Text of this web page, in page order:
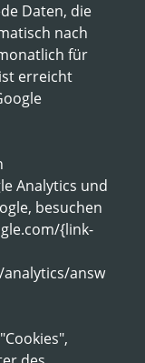
Daten, die
nach
für
erreicht
Analytics und
besuchen
{link-
answ